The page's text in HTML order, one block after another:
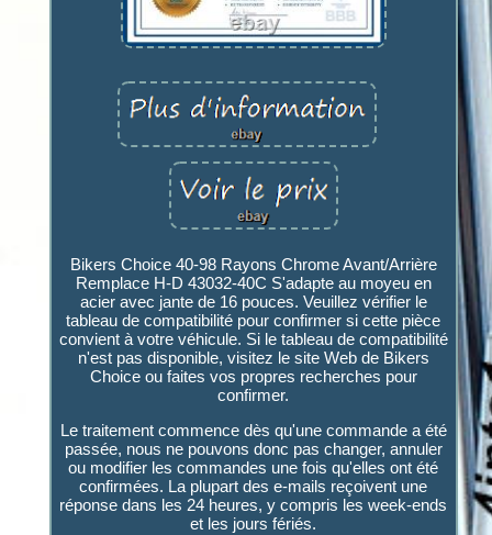
Bikers Choice 40-98 Rayons Chrome Avant/Arrière
Remplace H-D 43032-40C S'adapte au moyeu en
acier avec jante de 16 pouces. Veuillez vérifier le
tableau de compatibilité pour confirmer si cette pièce
convient à votre véhicule. Si le tableau de compatibilité
n'est pas disponible, visitez le site Web de Bikers
Choice ou faites vos propres recherches pour
confirmer.
Le traitement commence dès qu'une commande a été
passée, nous ne pouvons donc pas changer, annuler
ou modifier les commandes une fois qu'elles ont été
confirmées. La plupart des e-mails reçoivent une
réponse dans les 24 heures, y compris les week-ends
et les jours fériés.